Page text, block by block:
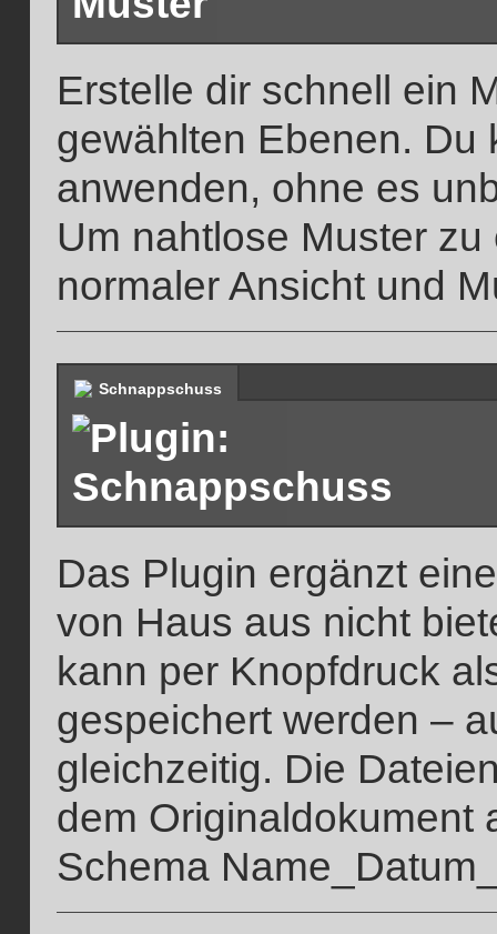
Erstelle dir schnell ein
gewählten Ebenen. Du
anwenden, ohne es
Um nahtlose Muster
normaler Ansicht und
Schnappschuss
Das Plugin ergänzt
von Haus aus nicht
kann per Knopfdruck
gespeichert werden –
gleichzeitig. Die
dem Originaldokument
Schema